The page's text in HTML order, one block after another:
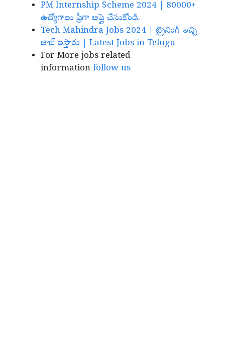
PM Internship Scheme 2024 | 80000+
ఉద్యోగాలు ఫ్రీగా అప్లై చేసుకోండి.
Tech Mahindra Jobs 2024 | ట్రైనింగ్ ఇచ్చి
జాబ్ ఇస్తారు | Latest Jobs in Telugu
For More jobs related
information follow us